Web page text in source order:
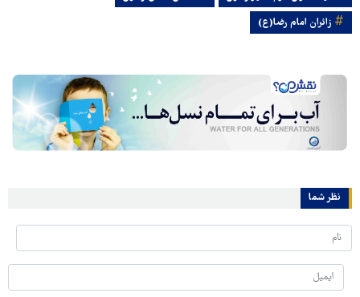
زائران امام رضا(ع)
نظر شما